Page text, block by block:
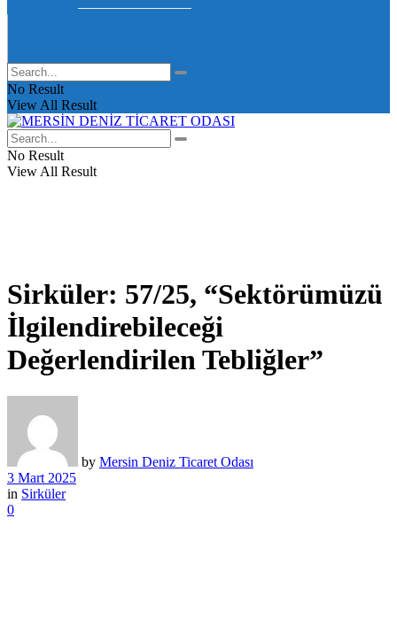
No Result
View All Result
No Result
View All Result
Sirküler: 57/25, “Sektörümüzü
İlgilendirebileceği
Değerlendirilen Tebliğler”
by Mersin Deniz Ticaret Odası
3 Mart 2025
in Sirküler
0